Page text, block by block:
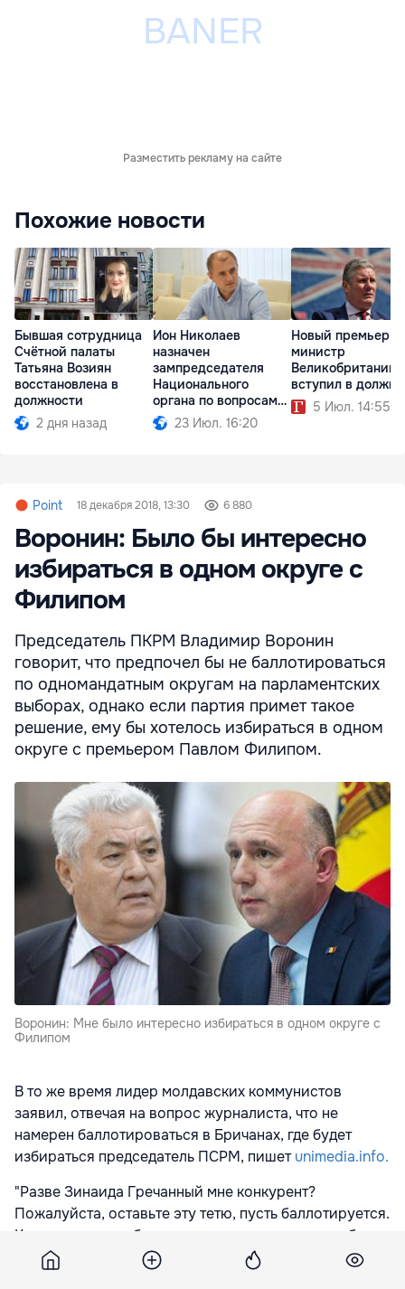
Разместить рекламу на сайте
Похожие новости
Бывшая сотрудница
Счётной палаты
Татьяна Возиян
восстановлена в
должности
2 дня назад
Ион Николаев
назначен
зампредседателя
Национального
органа по вопросам
неподкупности
23 Июл. 16:20
Новый премьер-
министр
Великобритании
вступил в
5 Июл. 14:55
Point 18 декабря 2018, 13:30 6 880
Воронин: Было бы интересно
избираться в одном округе с
Филипом
Председатель ПКРМ Владимир Воронин
говорит, что предпочел бы не баллотироваться
по одномандатным округам на парламентских
выборах, однако если партия примет такое
решение, ему бы хотелось избираться в одном
округе с премьером Павлом Филипом.
Воронин: Мне было интересно избираться в одном округе с
Филипом
В то же время лидер молдавских коммунистов
заявил, отвечая на вопрос журналиста, что не
намерен баллотироваться в Бричанах, где будет
избираться председатель ПСРМ, пишетunimedia.info.
"Разве Зинаида Гречанный мне конкурент?
Пожалуйста, оставьте эту тетю, пусть баллотируется.
К примеру, меня бы заинтересовало решение об
участии в Страшенах. Вот с этим персонажем